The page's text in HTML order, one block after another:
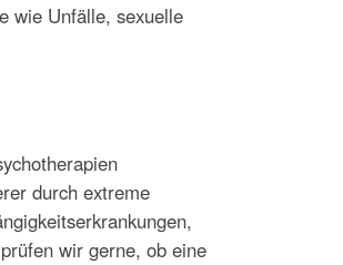
wie Unfälle, sexuelle
durch extreme
wir gerne, ob eine